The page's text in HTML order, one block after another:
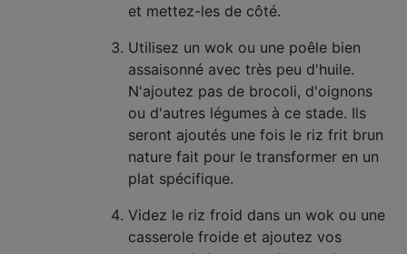
et mettez-les de côté.
Utilisez un wok ou une poêle bien
assaisonné avec très peu d'huile.
N'ajoutez pas de brocoli, d'oignons
ou d'autres légumes à ce stade. Ils
seront ajoutés une fois le riz frit brun
nature fait pour le transformer en un
plat spécifique.
Videz le riz froid dans un wok ou une
casserole froide et ajoutez vos